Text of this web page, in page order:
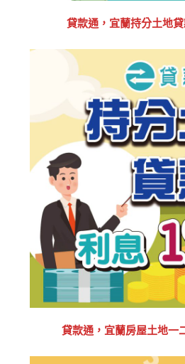
貸款通，宜蘭持分土地
貸款通，宜蘭房屋土地一